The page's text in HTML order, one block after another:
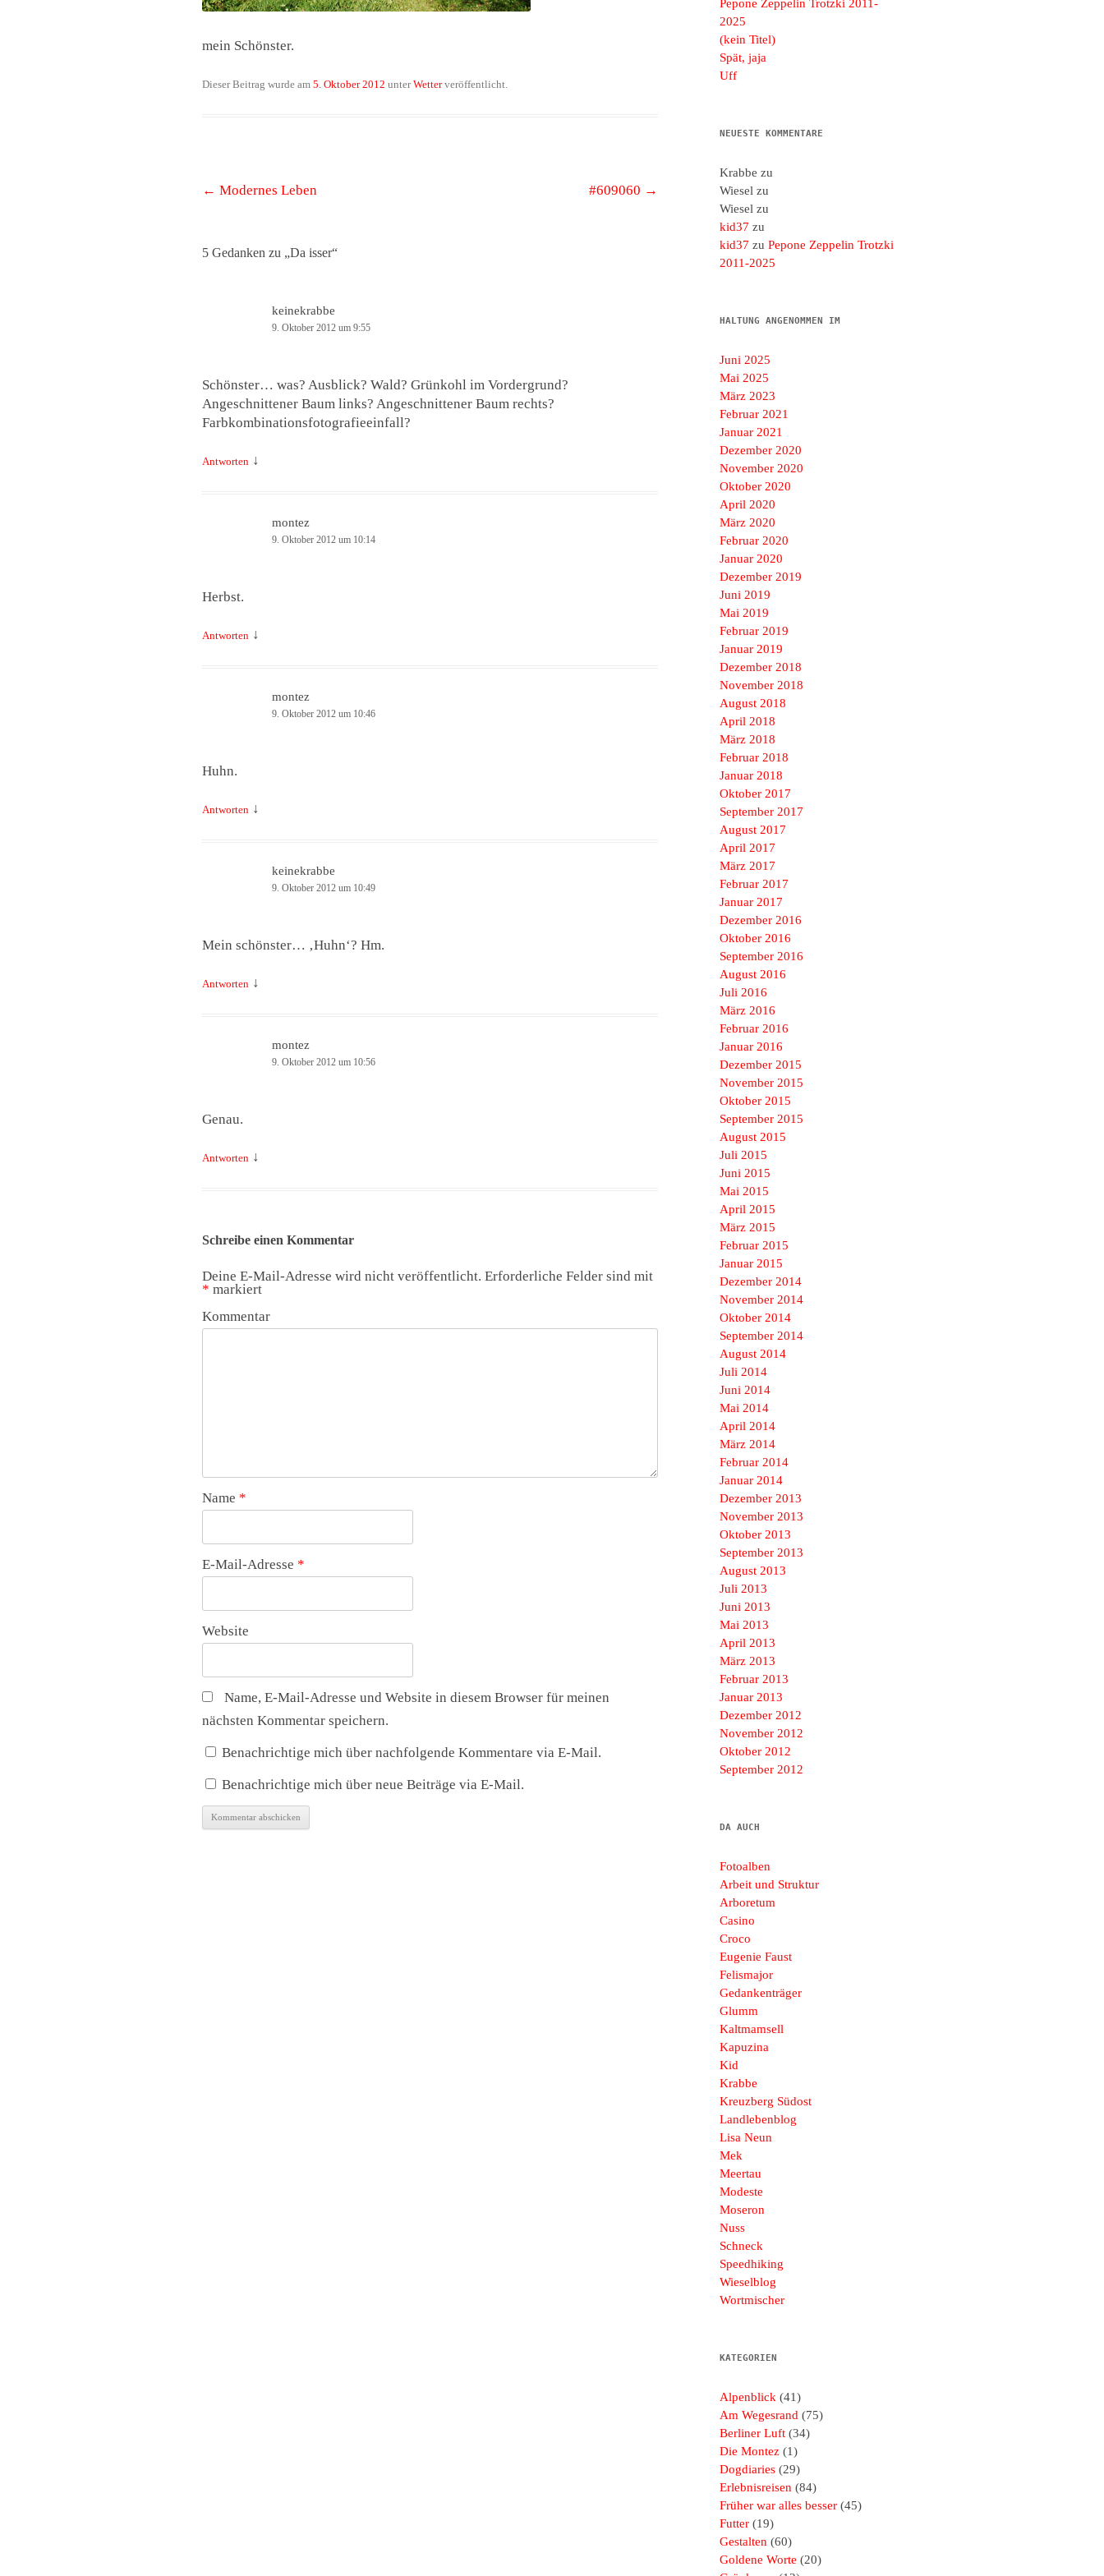
mein Schönster.
Dieser Beitrag wurde am 5. Oktober 2012 unterWetterveröffentlicht.
Beitrags-
← Modernes Leben #609060 →
5 Gedanken zu „Da isser“
keinekrabbe
9. Oktober 2012 um 9:55
Schönster… was? Ausblick? Wald? Grünkohl im Vordergrund?
Angeschnittener Baum links? Angeschnittener Baum rechts?
Farbkombinationsfotografieeinfall?
Antworten ↓
montez
9. Oktober 2012 um 10:14
Herbst.
Antworten ↓
montez
9. Oktober 2012 um 10:46
Huhn.
Antworten ↓
keinekrabbe
9. Oktober 2012 um 10:49
Mein schönster… ‚Huhn‘? Hm.
Antworten ↓
montez
9. Oktober 2012 um 10:56
Genau.
Antworten ↓
Schreibe einen Kommentar
Deine E-Mail-Adresse wird nicht veröffentlicht. Erforderliche Felder sind mit
* markiert
Kommentar
Name *
E-Mail-Adresse *
Website
Name, E-Mail-Adresse und Website in diesem Browser für meinen
nächsten Kommentar speichern.
Benachrichtige mich über nachfolgende Kommentare via E-Mail.
Benachrichtige mich über neue Beiträge via E-Mail.
Pepone Zeppelin Trotzki 2011-
2025
(kein Titel)
Spät, jaja
Uff
NEUESTE KOMMENTARE
Krabbe zu
Wiesel zu
Wiesel zu
kid37 zu
kid37 zuPepone Zeppelin Trotzki
2011-2025
HALTUNG ANGENOMMEN IM
Juni 2025
Mai 2025
März 2023
Februar 2021
Januar 2021
Dezember 2020
November 2020
Oktober 2020
April 2020
März 2020
Februar 2020
Januar 2020
Dezember 2019
Juni 2019
Mai 2019
Februar 2019
Januar 2019
Dezember 2018
November 2018
August 2018
April 2018
März 2018
Februar 2018
Januar 2018
Oktober 2017
September 2017
August 2017
April 2017
März 2017
Februar 2017
Januar 2017
Dezember 2016
Oktober 2016
September 2016
August 2016
Juli 2016
März 2016
Februar 2016
Januar 2016
Dezember 2015
November 2015
Oktober 2015
September 2015
August 2015
Juli 2015
Juni 2015
Mai 2015
April 2015
März 2015
Februar 2015
Januar 2015
Dezember 2014
November 2014
Oktober 2014
September 2014
August 2014
Juli 2014
Juni 2014
Mai 2014
April 2014
März 2014
Februar 2014
Januar 2014
Dezember 2013
November 2013
Oktober 2013
September 2013
August 2013
Juli 2013
Juni 2013
Mai 2013
April 2013
März 2013
Februar 2013
Januar 2013
Dezember 2012
November 2012
Oktober 2012
September 2012
DA AUCH
Fotoalben
Arbeit und Struktur
Arboretum
Casino
Croco
Eugenie Faust
Felismajor
Gedankenträger
Glumm
Kaltmamsell
Kapuzina
Kid
Krabbe
Kreuzberg Südost
Landlebenblog
Lisa Neun
Mek
Meertau
Modeste
Moseron
Nuss
Schneck
Speedhiking
Wieselblog
Wortmischer
KATEGORIEN
Alpenblick (41)
Am Wegesrand (75)
Berliner Luft (34)
Die Montez (1)
Dogdiaries (29)
Erlebnisreisen (84)
Früher war alles besser (45)
Futter (19)
Gestalten (60)
Goldene Worte (20)